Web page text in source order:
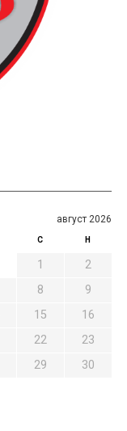
август 2026
С Н
1
2
8
9
15
16
22
23
29
30